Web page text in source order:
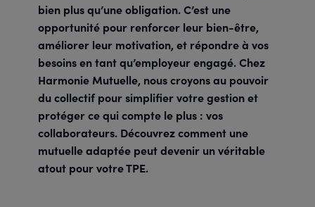
bien plus qu’une obligation. C’est une
opportunité pour renforcer leur bien-être,
améliorer leur motivation, et répondre à vos
besoins en tant qu’employeur engagé. Chez
Harmonie Mutuelle, nous croyons au pouvoir
du collectif pour simplifier votre gestion et
protéger ce qui compte le plus : vos
collaborateurs. Découvrez comment une
mutuelle adaptée peut devenir un véritable
atout pour votre TPE.